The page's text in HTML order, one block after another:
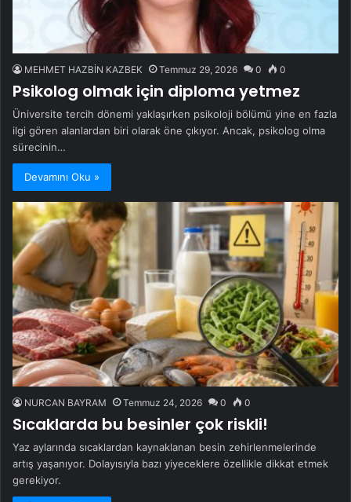
MEHMET HAZBİN KAZBEK Temmuz 29, 2026 0 0
Psikolog olmak için diploma yetmez
Üniversite tercih dönemi yaklaşırken psikoloji bölümü yine en fazla
ilgi gören alanlardan biri olarak öne çıkıyor. Ancak, psikolog olma
sürecinin…
Devamını Oku »
NURCAN BAYRAM Temmuz 24, 2026 0 0
Sıcaklarda bu besinler çok riskli!
Yaz aylarında sıcaklardan kaynaklanan besin zehirlenmelerinde
artış yaşanıyor. Dolayısıyla bazı yiyeceklere özellikle dikkat etmek
gerekiyor.